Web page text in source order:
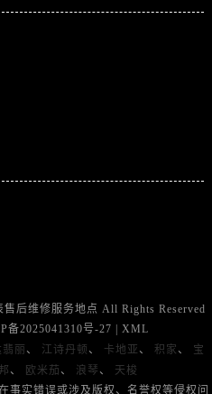
浙江省金华市金东区东市南街777号金华万达广场4号楼22楼2209室法穆兰售后服务中心（需提前预约）
售后维修服务地点 All Rights Reserved
备2025041310号-27
XML
翡丽 、 江诗丹顿 、 卡地亚 、 积家 、
宝
、 欧米茄 、 浪琴 、 天梭
事实错误或涉及版权、名誉权等侵权问